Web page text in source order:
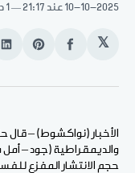
10-10-2025 عند 21:17 1 دقيقة قراءة
𝕏
انشر
الفيسبوك
Share
الأخبار (نواكشوط) – قال
والديمقراطية (جود –
حجم الانتشار المفزع